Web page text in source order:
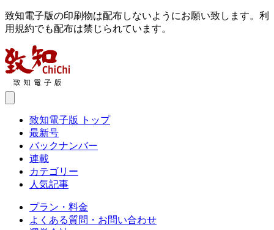
致知電子版の印刷物は配布しないようにお願い致します。利
用規約でも配布は禁じられています。
致知電子版 トップ
最新号
バックナンバー
連載
カテゴリー
人気記事
プラン・料金
よくある質問・お問い合わせ